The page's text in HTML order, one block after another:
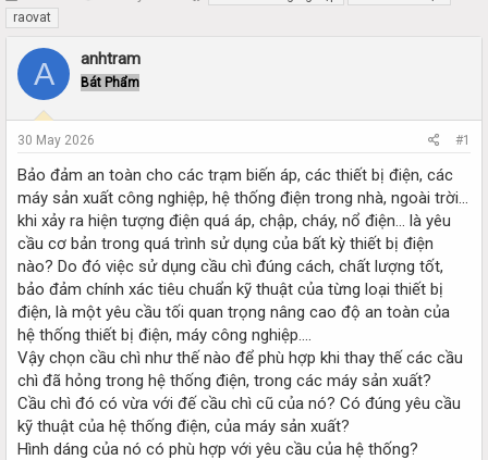
h
r
e
d
a
r
e
r
r
t
d
raovat
A anhtram
Bát Phẩm
30 May 2026 #1
Bảo đảm an toàn cho các trạm biến áp, các thiết bị điện, các
máy sản xuất công nghiệp, hệ thống điện trong nhà, ngoài trời…
khi xảy ra hiện tượng điện quá áp, chập, cháy, nổ điện… là yêu
cầu cơ bản trong quá trình sử dụng của bất kỳ thiết bị điện
nào? Do đó việc sử dụng cầu chì đúng cách, chất lượng tốt,
bảo đảm chính xác tiêu chuẩn kỹ thuật của từng loại thiết bị
điện, là một yêu cầu tối quan trọng nâng cao độ an toàn của
hệ thống thiết bị điện, máy công nghiệp….
Vậy chọn cầu chì như thế nào để phù hợp khi thay thế các cầu
chì đã hỏng trong hệ thống điện, trong các máy sản xuất?
Cầu chì đó có vừa với đế cầu chì cũ của nó? Có đúng yêu cầu
kỹ thuật của hệ thống điện, của máy sản xuất?
Hình dáng của nó có phù hợp với yêu cầu của hệ thống?